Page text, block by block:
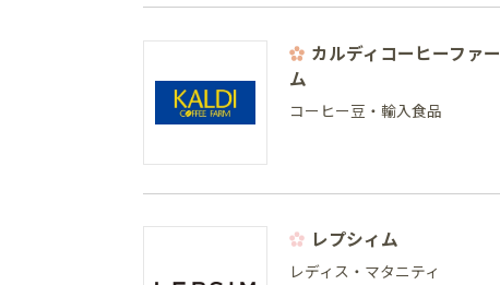
カルディコーヒーファー
ム
コーヒー豆・輸入食品
レプシィム
レディス・マタニティ